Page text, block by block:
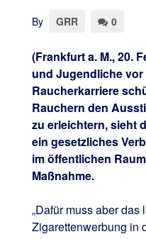
By GRR 0
(Frankfurt a. M., 20.
und Jugendliche
Raucherkarriere
Rauchern den
zu erleichtern, sieht
ein gesetzliches
im öffentlichen
Maßnahme.
„Dafür muss aber
Zigarettenwerbung in